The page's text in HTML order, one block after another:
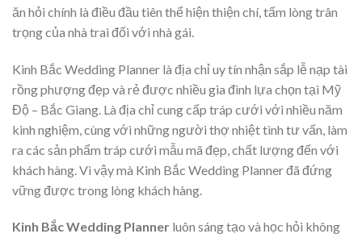
ăn hỏi chính là điều đầu tiên thể hiện thiện chí, tấm lòng trân
trọng của nhà trai đối với nhà gái.
Kinh Bắc Wedding Planner là địa chỉ uy tín nhận sắp lễ nạp tài
rồng phượng đẹp và rẻ được nhiều gia đình lựa chọn tại Mỹ
Độ – Bắc Giang. Là địa chỉ cung cấp tráp cưới với nhiều năm
kinh nghiệm, cùng với những người thợ nhiệt tình tư vấn, làm
ra các sản phẩm tráp cưới mẫu mã đẹp, chất lượng đến với
khách hàng. Vì vậy mà Kinh Bắc Wedding Planner đã đứng
vững được trong lòng khách hàng.
Kinh Bắc Wedding Planner luôn sáng tạo và học hỏi không